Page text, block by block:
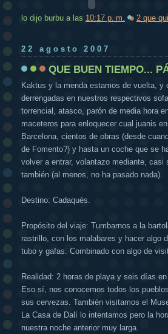
lo dijo burbu a las 10:17 p. m. 2 que
22 agosto 2007
QUE BUEN TIEMPO...
Kaktus y la menda estamos de vuelta, y
derrengadas en nuestros respectivos
torrencial, atasco, parón de media hora
maceteros para enloquecer cual juanis
Barcelona, cientos de obras (desde
de Fomento?) y hasta un coche que se
volver a entrar, volantazo mediante,
también (al menos, no ha pasado nada).
Destino: Cadaqués.
Propósito del viaje: Tumbarnos a la
rastrillo, con los malabares y hacer algo
tubo y gafas. Combinado con algo de
Realidad: 2 horas de playa y seis días
Eso sí, nos conocemos todos los
sus cervezas. También visitamos el
La Casa de Dalí lo intentamos pero la
nuestra noche anterior muy larga.